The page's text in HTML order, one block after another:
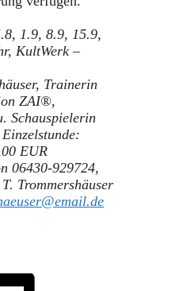
1.9, 8.9, 15.9,
KultWerk –
Trainerin
ZAI®,
Schauspielerin
EUR
06430-929724,
Trommershäuser